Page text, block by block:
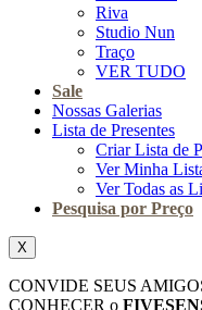
Riva
Studio Nun
Traço
VER TUDO
Sale
Nossas Galerias
Lista de Presentes
Criar Lista de
Ver Minha
Ver Todas as
Pesquisa por Preço
X
CONVIDE SEUS
CONHECER o